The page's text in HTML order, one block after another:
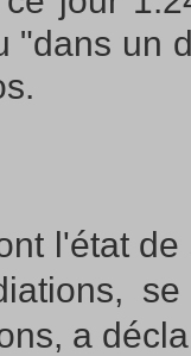
"dans un
l'état
a